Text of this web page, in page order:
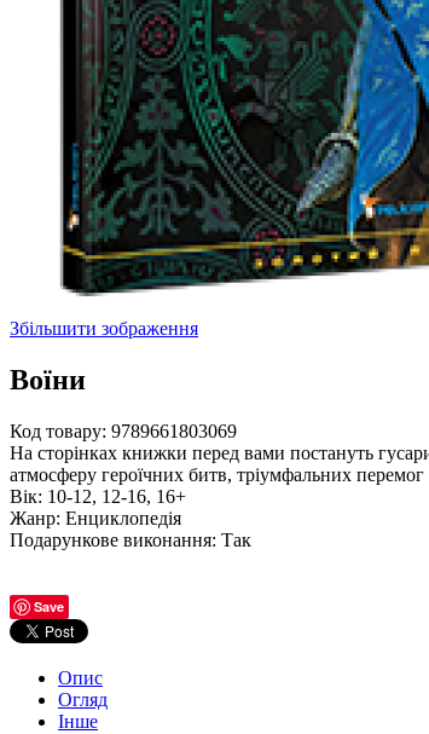
Збільшити зображення
Воїни
Код товару: 9789661803069
На сторінках книжки перед вами постануть гусари
атмосферу героїчних битв, тріумфальних перемог
Вік: 10-12, 12-16, 16+
Жанр: Енциклопедія
Подарункове виконання: Так
Save
Опис
Огляд
Інше